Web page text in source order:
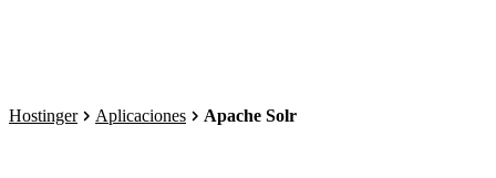
Hostinger Aplicaciones Apache Solr